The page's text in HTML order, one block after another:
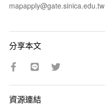
mapapply@gate.sinica.edu.tw
分享本文
資源連結